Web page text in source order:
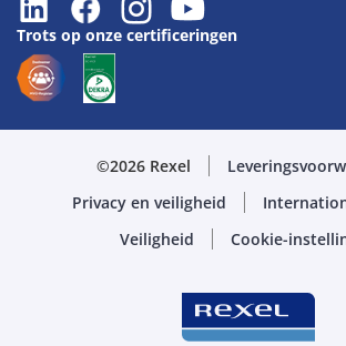
Trots op onze certificeringen
©2026 Rexel
Privacy en veiligheid
Veiligheid Cookie-